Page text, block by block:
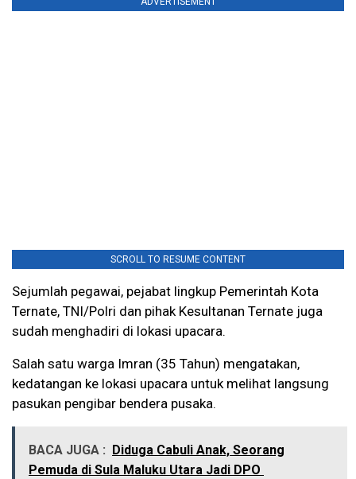
SCROLL TO RESUME CONTENT
Sejumlah pegawai, pejabat lingkup Pemerintah Kota
Ternate, TNI/Polri dan pihak Kesultanan Ternate juga
sudah menghadiri di lokasi upacara.
Salah satu warga Imran (35 Tahun) mengatakan,
kedatangan ke lokasi upacara untuk melihat langsung
pasukan pengibar bendera pusaka.
BACA JUGA :
Diduga Cabuli Anak, Seorang
Pemuda di Sula Maluku Utara Jadi DPO